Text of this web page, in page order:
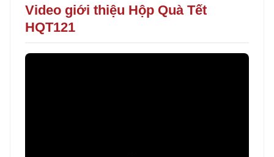
Video giới thiệu Hộp Quà Tết
HQT121